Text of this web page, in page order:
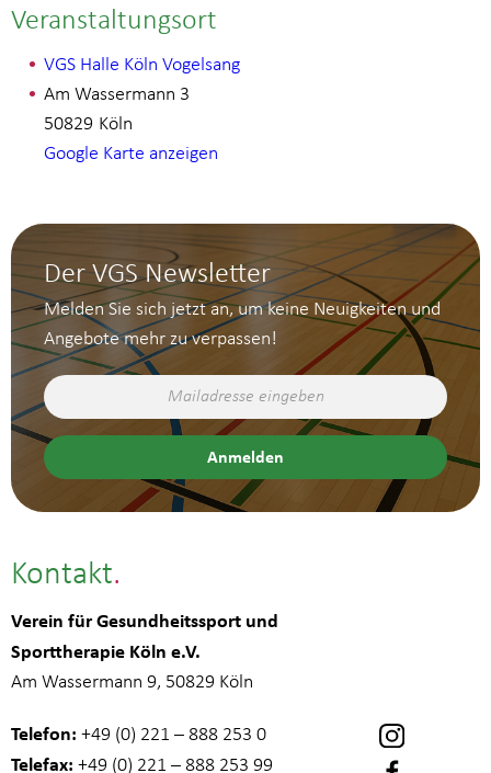
Veranstaltungsort
VGS Halle Köln Vogelsang
Am Wassermann 3
Köln
50829
Google Karte anzeigen
Der VGS Newsletter
Melden Sie sich jetzt an, um keine Neuigkeiten und
Angebote mehr zu verpassen!
Kontakt
Verein für Gesundheitssport und
Sporttherapie Köln e.V.
Am Wassermann 9, 50829 Köln
Telefon: +49 (0) 221 – 888 253 0
Telefax: +49 (0) 221 – 888 253 99